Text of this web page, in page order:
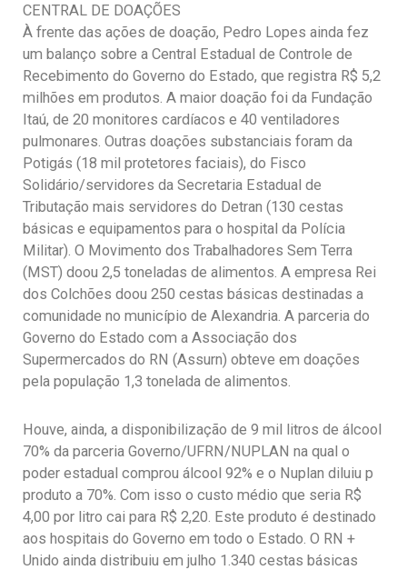
CENTRAL DE DOAÇÕES
À frente das ações de doação, Pedro Lopes ainda fez
um balanço sobre a Central Estadual de Controle de
Recebimento do Governo do Estado, que registra R$ 5,2
milhões em produtos. A maior doação foi da Fundação
Itaú, de 20 monitores cardíacos e 40 ventiladores
pulmonares. Outras doações substanciais foram da
Potigás (18 mil protetores faciais), do Fisco
Solidário/servidores da Secretaria Estadual de
Tributação mais servidores do Detran (130 cestas
básicas e equipamentos para o hospital da Polícia
Militar). O Movimento dos Trabalhadores Sem Terra
(MST) doou 2,5 toneladas de alimentos. A empresa Rei
dos Colchões doou 250 cestas básicas destinadas a
comunidade no município de Alexandria. A parceria do
Governo do Estado com a Associação dos
Supermercados do RN (Assurn) obteve em doações
pela população 1,3 tonelada de alimentos.
Houve, ainda, a disponibilização de 9 mil litros de álcool
70% da parceria Governo/UFRN/NUPLAN na qual o
poder estadual comprou álcool 92% e o Nuplan diluiu p
produto a 70%. Com isso o custo médio que seria R$
4,00 por litro cai para R$ 2,20. Este produto é destinado
aos hospitais do Governo em todo o Estado. O RN +
Unido ainda distribuiu em julho 1.340 cestas básicas